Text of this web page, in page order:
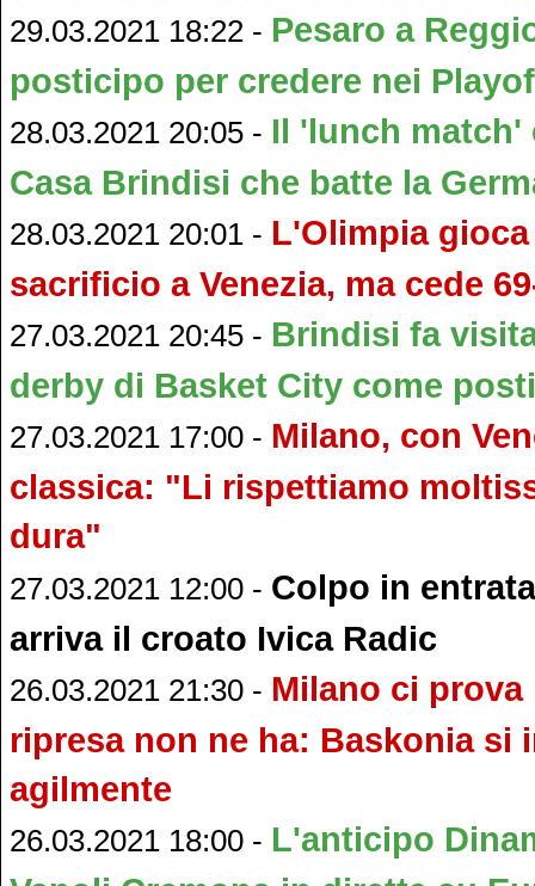
29.03.2021 18:22 - Pesaro a
posticipo per credere nei
28.03.2021 20:05 - Il 'lunch match'
Casa Brindisi che batte la
28.03.2021 20:01 - L'Olimpia
sacrificio a Venezia, ma cede
27.03.2021 20:45 - Brindisi fa
derby di Basket City come
27.03.2021 17:00 - Milano, con
classica: "Li rispettiamo
dura"
27.03.2021 12:00 - Colpo in
arriva il croato Ivica Radic
26.03.2021 21:30 - Milano ci prova
ripresa non ne ha: Baskonia si
agilmente
26.03.2021 18:00 - L'anticipo